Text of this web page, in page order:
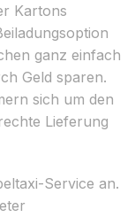
Kartons
ganz einfach
Geld sparen.
sich um den
Lieferung
Service an.